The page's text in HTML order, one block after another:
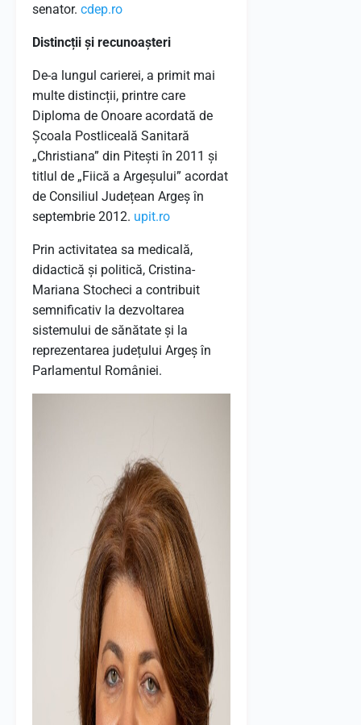
senator. cdep.ro
Distincții și recunoașteri
De-a lungul carierei, a primit mai
multe distincții, printre care
Diploma de Onoare acordată de
Școala Postliceală Sanitară
„Christiana” din Pitești în 2011 și
titlul de „Fiică a Argeșului” acordat
de Consiliul Județean Argeș în
septembrie 2012. upit.ro
Prin activitatea sa medicală,
didactică și politică, Cristina-
Mariana Stocheci a contribuit
semnificativ la dezvoltarea
sistemului de sănătate și la
reprezentarea județului Argeș în
Parlamentul României.